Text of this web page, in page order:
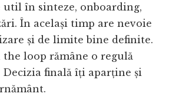
util în sinteze, onboarding,
În același timp are nevoie
și de limite bine definite.
loop rămâne o regulă
Decizia finală îți aparține și